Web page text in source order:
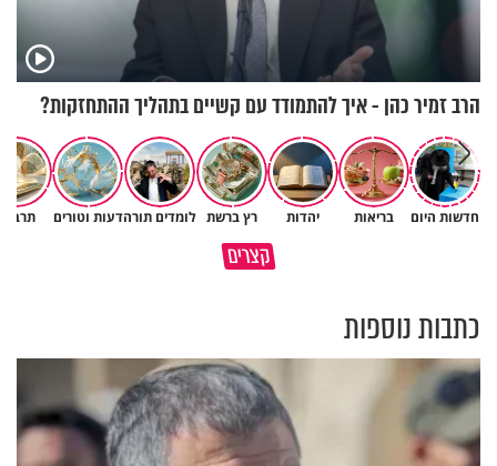
הרב זמיר כהן - איך להתמודד עם קשיים בתהליך ההתחזקות?
חדשות היום בריאות יהדות רץ ברשת לומדים תורהדעות וטורים
קצריםמדוע האמונה נמשלה למלח?
גם ׳הרע׳ זה הרחמים של בורא
כתבות נוספות